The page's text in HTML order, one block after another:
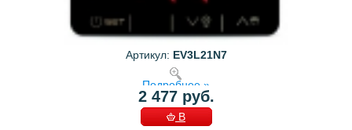
Артикул: EV3L21N7
Подробнее »
2 477 руб.
В